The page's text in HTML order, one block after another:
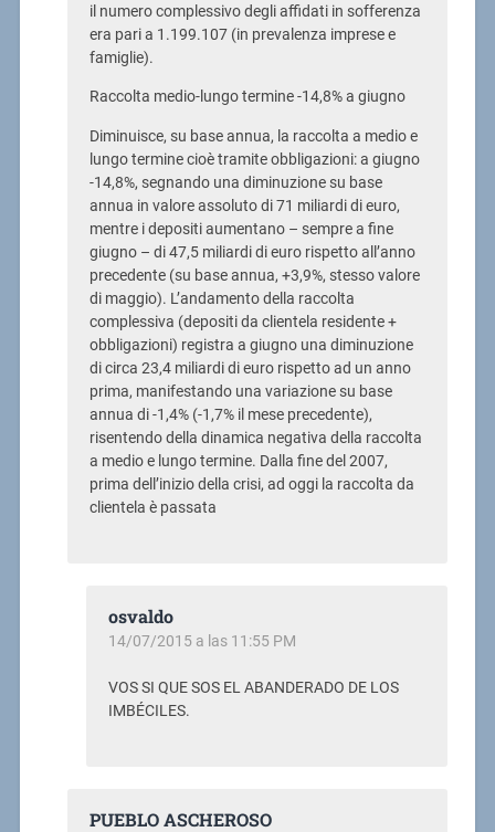
il numero complessivo degli affidati in sofferenza
era pari a 1.199.107 (in prevalenza imprese e
famiglie).
Raccolta medio-lungo termine -14,8% a giugno
Diminuisce, su base annua, la raccolta a medio e
lungo termine cioè tramite obbligazioni: a giugno
-14,8%, segnando una diminuzione su base
annua in valore assoluto di 71 miliardi di euro,
mentre i depositi aumentano – sempre a fine
giugno – di 47,5 miliardi di euro rispetto all’anno
precedente (su base annua, +3,9%, stesso valore
di maggio). L’andamento della raccolta
complessiva (depositi da clientela residente +
obbligazioni) registra a giugno una diminuzione
di circa 23,4 miliardi di euro rispetto ad un anno
prima, manifestando una variazione su base
annua di -1,4% (-1,7% il mese precedente),
risentendo della dinamica negativa della raccolta
a medio e lungo termine. Dalla fine del 2007,
prima dell’inizio della crisi, ad oggi la raccolta da
clientela è passata
osvaldo
14/07/2015 a las 11:55 PM
VOS SI QUE SOS EL ABANDERADO DE LOS
IMBÉCILES.
PUEBLO ASCHEROSO